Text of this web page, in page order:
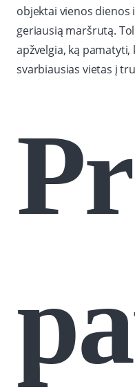
objektai vienos
geriausią maršrutą.
apžvelgia, ką
svarbiausias vietas į